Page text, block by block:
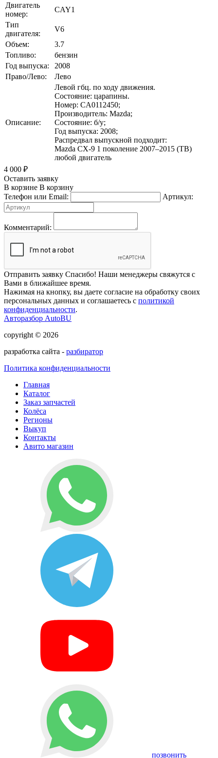
Двигатель
номер:
CAY1
Тип
двигателя:
V6
Объем:
3.7
Топливо:
бензин
Год выпуска:
2008
Право/Лево:
Лево
Описание:
Левой гбц. по ходу движения.
Состояние: царапины.
Номер: CA0112450;
Производитель: Mazda;
Состояние: б/у;
Год выпуска: 2008;
Распредвал выпускной подходит:
Mazda CX-9 1 поколение 2007–2015 (TB)
любой двигатель
4 000 ₽
Оставить заявку
В корзине В корзину
Телефон или Email:
Артикул:
Комментарий:
Отправить заявку Спасибо! Наши менеджеры свяжутся с
Вами в ближайшее время.
Нажимая на кнопку, вы даете согласие на обработку своих
персональных данных и соглашаетесь с политикой
конфиденциальности.
Авторазбор AutoBU
copyright © 2026
разработка сайта - разбиратор
Политика конфиденциальности
Главная
Каталог
Заказ запчастей
Колёса
Регионы
Выкуп
Контакты
Авито магазин
позвонить